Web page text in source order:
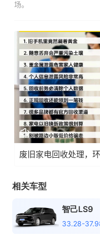
场。
废旧家电回收处理，